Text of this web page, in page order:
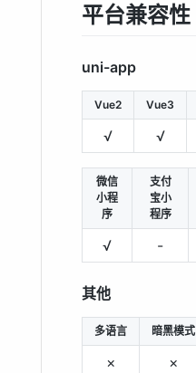
平台兼容性
uni-app
Vue2 Vue3
√ √
微信
小程
序
支付
宝小
程序
√ -
其他
多语言 暗黑模式
× ×